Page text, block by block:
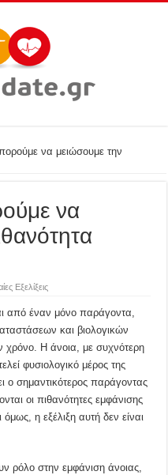
να μειώσουμε την
να
Εξελίξεις
από έναν μόνο παράγοντα,
και βιολογικών
χρόνο. Η άνοια, με συχνότερη
φυσιολογικό μέρος της
ο σημαντικότερος παράγοντας
οι πιθανότητες εμφάνισης
η εξέλιξη αυτή δεν είναι
ρόλο στην εμφάνιση άνοιας,